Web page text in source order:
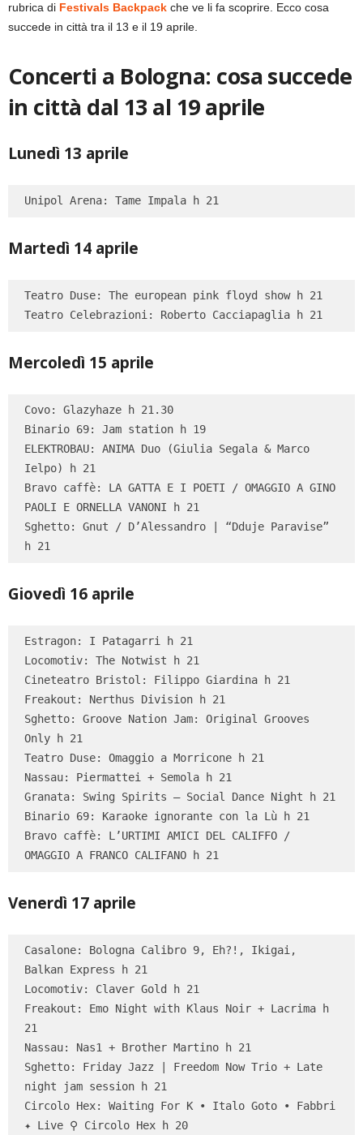
rubrica di Festivals Backpack che ve li fa scoprire. Ecco cosa
succede in città tra il 13 e il 19 aprile.
Concerti a Bologna: cosa succede
in città dal 13 al 19 aprile
Lunedì 13 aprile
Unipol Arena: Tame Impala h 21
Martedì 14 aprile
Teatro Duse: The european pink floyd show h 21
Teatro Celebrazioni: Roberto Cacciapaglia h 21
Mercoledì 15 aprile
Covo: Glazyhaze h 21.30
Binario 69: Jam station h 19
ELEKTROBAU: ANIMA Duo (Giulia Segala & Marco
Ielpo) h 21
Bravo caffè: LA GATTA E I POETI / OMAGGIO A GINO
PAOLI E ORNELLA VANONI h 21
Sghetto: Gnut / D’Alessandro | “Dduje Paravise”
h 21
Giovedì 16 aprile
Estragon: I Patagarri h 21
Locomotiv: The Notwist h 21
Cineteatro Bristol: Filippo Giardina h 21
Freakout: Nerthus Division h 21
Sghetto: Groove Nation Jam: Original Grooves
Only h 21
Teatro Duse: Omaggio a Morricone h 21
Nassau: Piermattei + Semola h 21
Granata: Swing Spirits – Social Dance Night h 21
Binario 69: Karaoke ignorante con la Lù h 21
Bravo caffè: L’URTIMI AMICI DEL CALIFFO /
OMAGGIO A FRANCO CALIFANO h 21
Venerdì 17 aprile
Casalone: Bologna Calibro 9, Eh?!, Ikigai,
Balkan Express h 21
Locomotiv: Claver Gold h 21
Freakout: Emo Night with Klaus Noir + Lacrima h
21
Nassau: Nas1 + Brother Martino h 21
Sghetto: Friday Jazz | Freedom Now Trio + Late
night jam session h 21
Circolo Hex: Waiting For K • Italo Goto • Fabbri
✦ Live ⚲ Circolo Hex h 20